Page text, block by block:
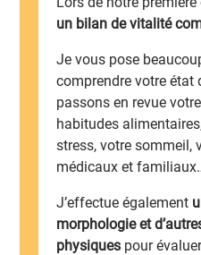
un bilan de vitalité
Je vous pose
comprendre votre état
passons en revue
habitudes
stress, votre sommeil,
médicaux et
J’effectue également
morphologie et
physiquespour